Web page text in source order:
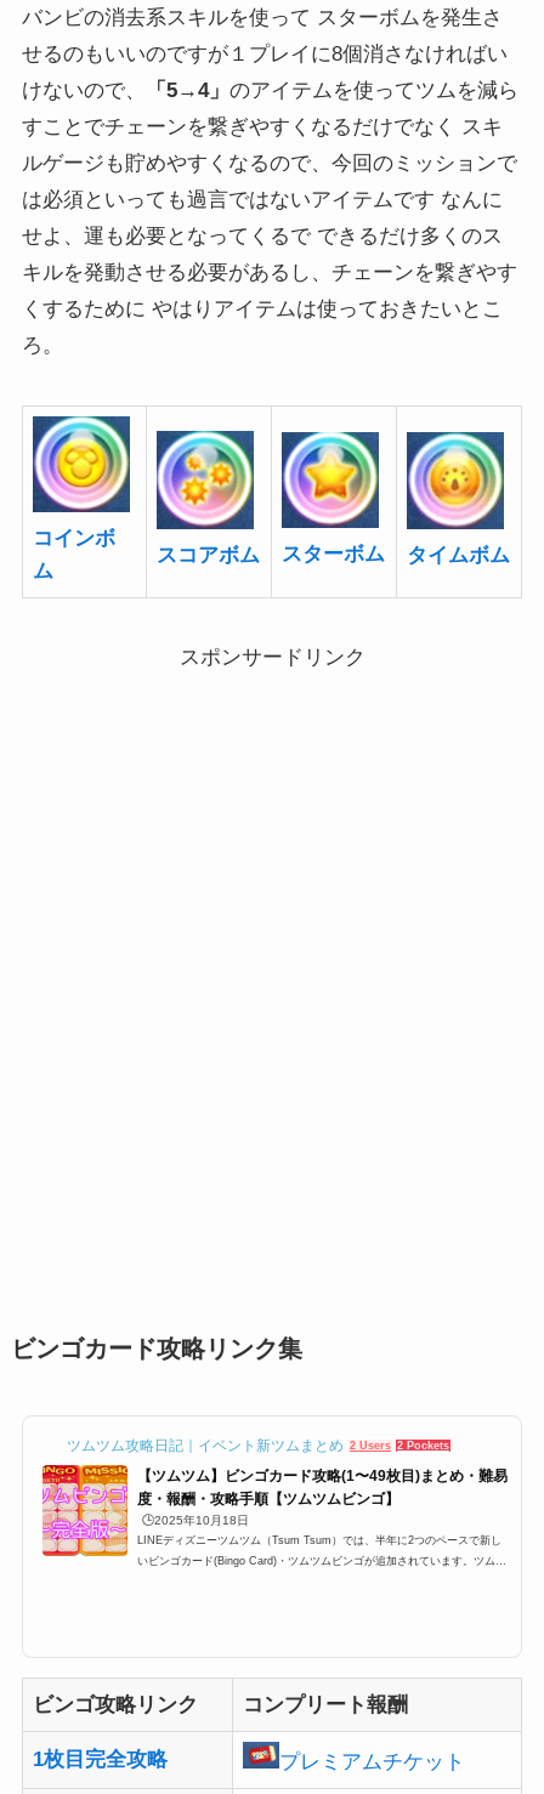
バンビの消去系スキルを使って スターボムを発生さ
せるのもいいのですが１プレイに8個消さなければい
けないので、
「5→4」 のアイテムを使ってツムを減ら
すことでチェーンを繋ぎやすくなるだけでなく スキ
ルゲージも貯めやすくなるので、今回のミッションで
は必須といっても過言ではないアイテムです なんに
せよ、運も必要となってくるで できるだけ多くのス
キルを発動させる必要があるし、チェーンを繋ぎやす
くするために やはりアイテムは使っておきたいとこ
ろ。
コインボ
ム
スコアボム スターボム タイムボム
スポンサードリンク
ビンゴカード攻略リンク集
ツムツム攻略日記｜イベント新ツムまとめ 2 Users 2 Pockets
【ツムツム】ビンゴカード攻略(1〜49枚目)まとめ・難易
度・報酬・攻略手順【ツムツムビンゴ】
🕒️2025年10月18日
LINEディズニーツムツム（Tsum Tsum）では、半年に2つのペースで新し
いビンゴカード(Bingo Card)・ツムツムビンゴが追加されています。ツムツ
ビンゴ攻略リンク コンプリート報酬
1枚目完全攻略 プレミアムチケット